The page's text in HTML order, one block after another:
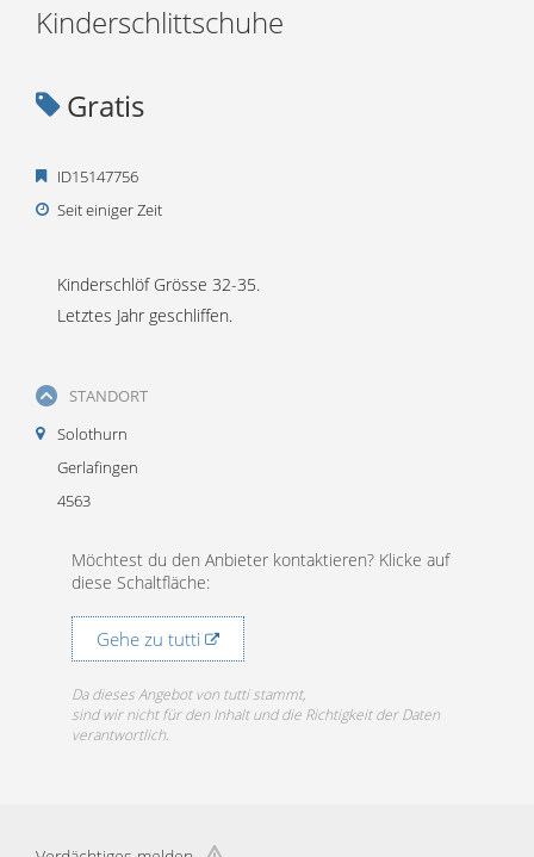
Kinderschlittschuhe
Gratis
ID15147756
Seit einiger Zeit
Kinderschlöf Grösse 32-35.
Letztes Jahr geschliffen.
STANDORT
Solothurn
Gerlafingen
4563
Möchtest du den Anbieter kontaktieren? Klicke auf
diese Schaltfläche:
Gehe zu tutti
Da dieses Angebot von tutti stammt,
sind wir nicht für den Inhalt und die Richtigkeit der Daten
verantwortlich.